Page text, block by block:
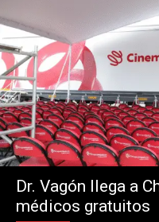
Dr. Vagón llega a
médicos gratuitos